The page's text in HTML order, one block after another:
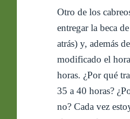
Otro de los
entregar la beca
atrás) y, además
modificado el
horas. ¿Por qué
35 a 40 horas?
no? Cada vez